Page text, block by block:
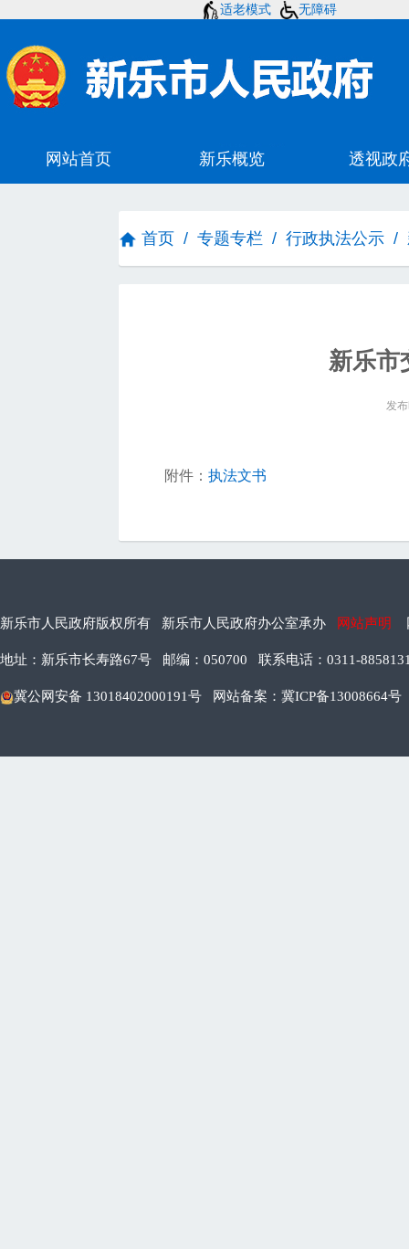
适老模式 无障碍
首页 / 专题专栏 / 行政执法公示 /
新乐市
发
附件： 执法文书